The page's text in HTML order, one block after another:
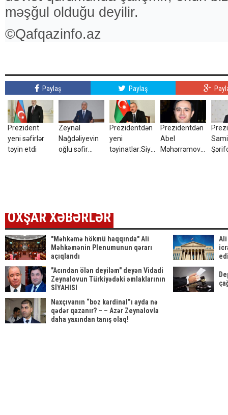
məşğul olduğu deyilir.
©Qafqazinfo.az
Paylaş Paylaş
Prezident
yeni səfirlər
təyin etdi
Zeynal
Nağdəliyevin
oğlu səfir
Prezidentdən
yeni
təyinatlar:Siyahıda
Prezidentdən
Abel
Məhərrəmovun
OXŞAR XƏBƏRLƏR
"Məhkəmə hökmü haqqında" Ali
Məhkəmənin Plenumunun qərarı
açıqlandı
Ali
"Acından ölən deyiləm" deyən Vidadi
Zeynalovun Türkiyədəki əmlaklarının
SİYAHISI
Naxçıvanın “boz kardinal”ı ayda nə
qədər qazanır? – – Azər Zeynalovla
daha yaxından tanış olaq!